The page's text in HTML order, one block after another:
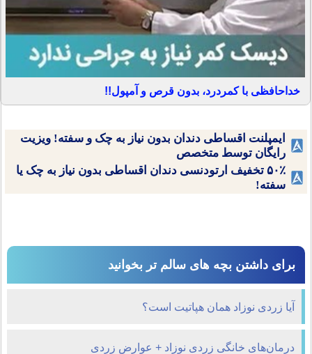
خداحافظی با کمردرد، بدون قرص و آمپول!!
ایمپلنت اقساطی دندان بدون نیاز به چک و سفته! ویزیت
رایگان توسط متخصص
۵۰٪ تخفیف ارتودنسی دندان اقساطی بدون نیاز به چک یا
سفته!
برای داشتن بچه های سالم تر بخوانید
آیا زردی نوزاد همان هپاتیت است؟
درمان‌های خانگی زردی نوزاد + عوارض زردی